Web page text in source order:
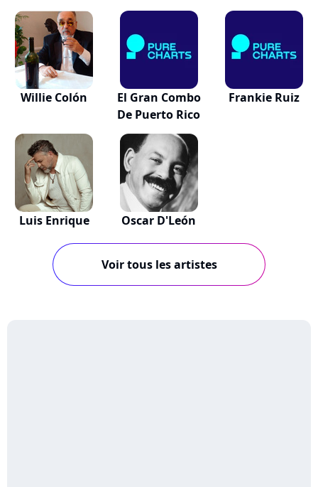
Willie Colón
El Gran Combo
De Puerto Rico
Frankie Ruiz
Luis Enrique Oscar D'León
Voir tous les artistes